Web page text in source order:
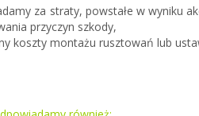
za straty, powstałe w wyniku
przyczyn szkody,
koszty montażu rusztowań lub